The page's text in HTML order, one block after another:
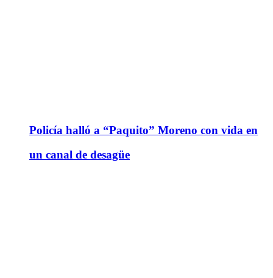
Policía halló a “Paquito” Moreno con vida en
un canal de desagüe